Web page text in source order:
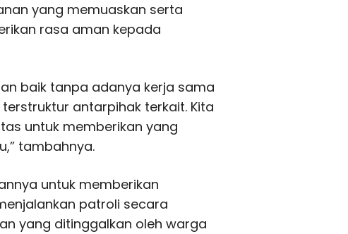
yang memuaskan serta
rasa aman kepada
baik tanpa adanya kerja sama
antarpihak terkait. Kita
untuk memberikan yang
tambahnya.
untuk memberikan
patroli secara
yang ditinggalkan oleh warga